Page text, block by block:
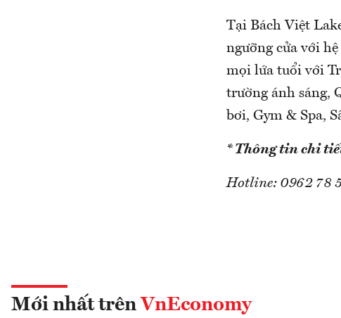
Tại Bách Việt
ngưỡng cửa với
mọi lứa tuổi với
trường ánh sáng,
bơi, Gym & Spa,
* Thông tin chi
Hotline: 0962 78
Mới nhất trên VnEconomy